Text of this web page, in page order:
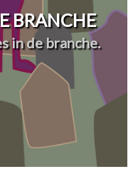
BRANCHE
in de branche.